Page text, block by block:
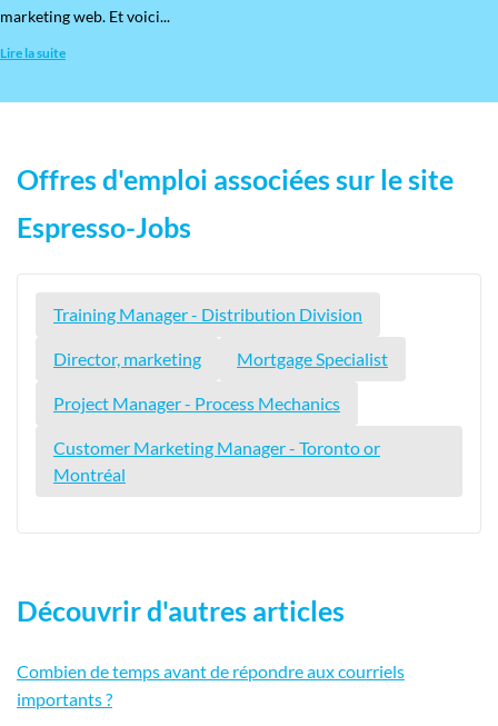
marketing web. Et voici...
Lire la suite
Offres d'emploi associées sur le site
Espresso-Jobs
Training Manager - Distribution Division
Director, marketing Mortgage Specialist
Project Manager - Process Mechanics
Customer Marketing Manager - Toronto or
Montréal
Découvrir d'autres articles
Combien de temps avant de répondre aux courriels
importants ?